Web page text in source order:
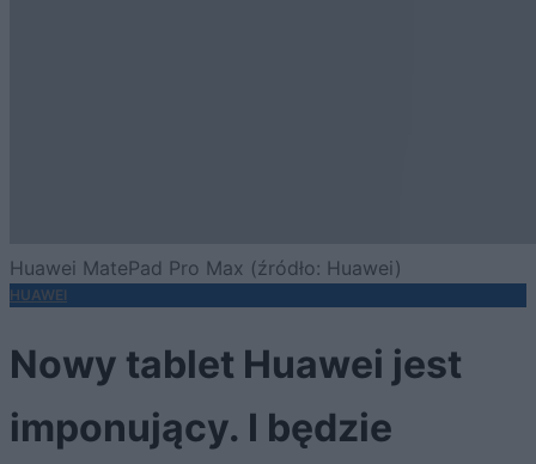
Huawei MatePad Pro Max (źródło: Huawei)
HUAWEI
Nowy tablet Huawei jest
imponujący. I będzie